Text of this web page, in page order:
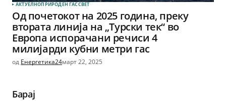
АКТУЕЛНОПРИРОДЕН ГАССВЕТ
Од почетокот на 2025 година, преку
втората линија на „Турски тек“ во
Европа испорачани речиси 4
милијарди кубни метри гас
од Енергетика24март 22, 2025
Барај